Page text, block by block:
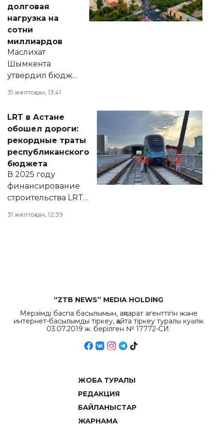
долговая
нагрузка на
сотни
миллиардов
Маслихат
Шымкента
утвердил бюджет
2028 годы.
документ
появился в базе
нормативных
правовых актов и
на сайте маслихат
города.
31 желтоқсан, 13:41
LRT в Астане
обошел дороги:
рекордные траты
республиканского
бюджета
В 2025 году
финансирование
строительства LRT
республиканского
31 желтоқсан, 12:39
“ZTB NEWS” MEDIA HOLDING
Мерзімді баспа басылымын, ақпарат агенттігін және
интернет-басылымды тіркеу, қайта тіркеу туралы куәлік
03.07.2019 ж. берілген № 17772-СИ.
ЖОБА ТУРАЛЫ
РЕДАКЦИЯ
БАЙЛАНЫСТАР
ЖАРНАМА